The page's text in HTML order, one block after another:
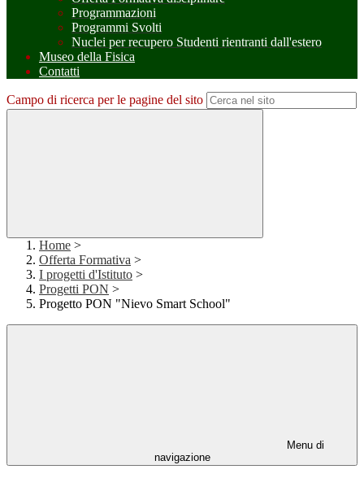
Programmazioni
Programmi Svolti
Nuclei per recupero Studenti rientranti dall'estero
Museo della Fisica
Contatti
Campo di ricerca per le pagine del sito
Home >
Offerta Formativa >
I progetti d'Istituto >
Progetti PON >
Progetto PON "Nievo Smart School"
Menu di
navigazione